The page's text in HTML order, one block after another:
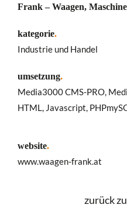
Frank – Waagen,
kategorie.
Industrie und Handel
umsetzung.
Media3000 CMS-PRO,
HTML, Javascript,
website.
www.waagen-frank.at
zurück